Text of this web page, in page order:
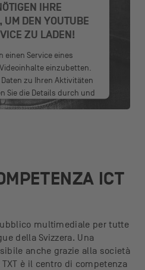
IHRE
UM DEN YOUTUBE
ZU LADEN!
einen Service eines
einzubetten.
Daten zu Ihren Aktivitäten
Sie die Details durch und
des Service zu, um
Platform
ICT
multimediale per tutte
della Svizzera. Una
anche grazie alla società
TXT è il centro di competenza